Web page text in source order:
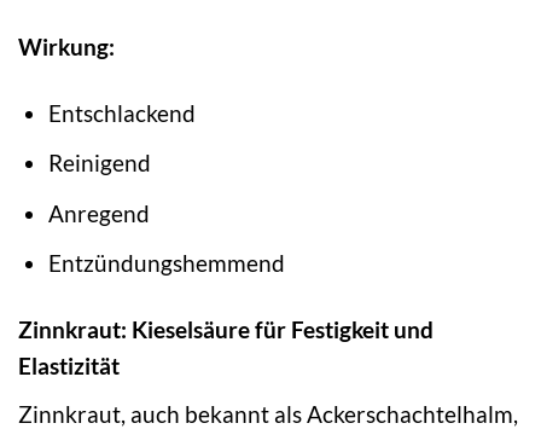
Wirkung:
Entschlackend
Reinigend
Anregend
Entzündungshemmend
Zinnkraut: Kieselsäure für Festigkeit und
Elastizität
Zinnkraut, auch bekannt als Ackerschachtelhalm,